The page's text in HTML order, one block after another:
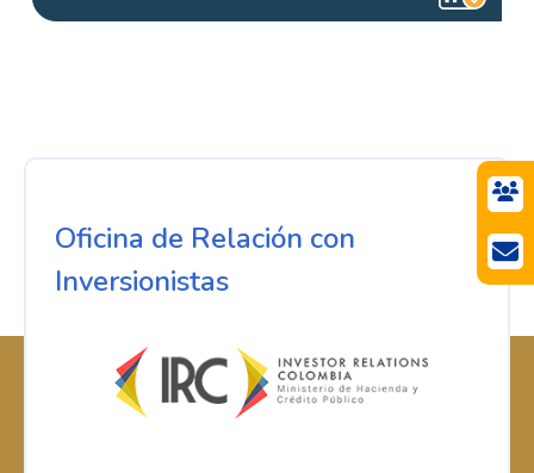
Oficina de Relación con
Inversionistas